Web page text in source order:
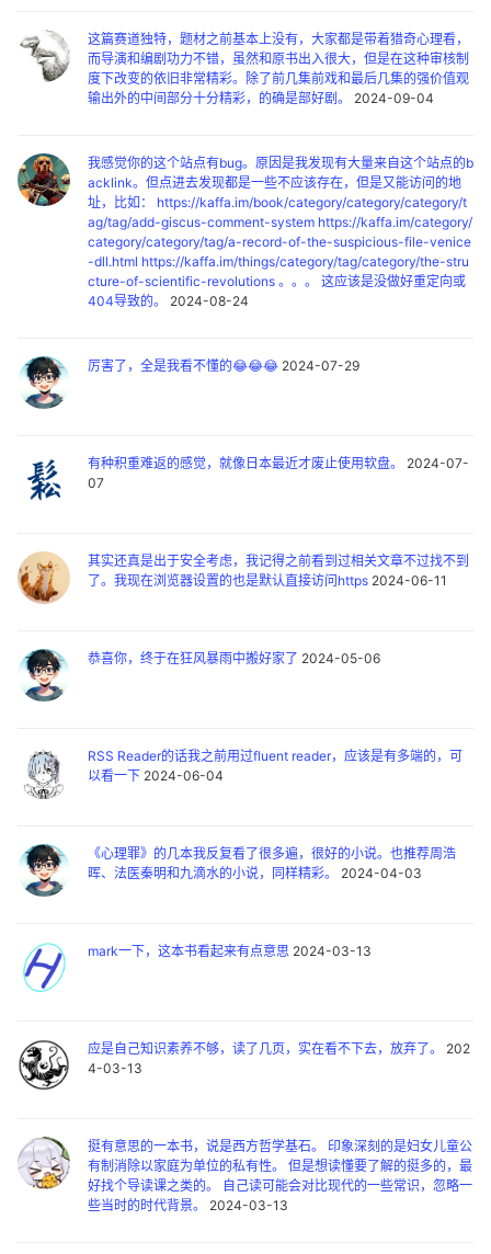
这篇赛道独特，题材之前基本上没有，大家都是带着猎奇心理看，
而导演和编剧功力不错，虽然和原书出入很大，但是在这种审核制
度下改变的依旧非常精彩。除了前几集前戏和最后几集的强价值观
输出外的中间部分十分精彩，的确是部好剧。
2024-09-04
我感觉你的这个站点有bug。原因是我发现有大量来自这个站点的b
acklink。但点进去发现都是一些不应该存在，但是又能访问的地
址，比如： https://kaffa.im/book/category/category/category/t
ag/tag/add-giscus-comment-system https://kaffa.im/category/
category/category/tag/a-record-of-the-suspicious-file-venice
-dll.html https://kaffa.im/things/category/tag/category/the-stru
cture-of-scientific-revolutions 。。。 这应该是没做好重定向或
404导致的。 2024-08-24
厉害了，全是我看不懂的😂😂😂 2024-07-29
有种积重难返的感觉，就像日本最近才废止使用软盘。
2024-07-
07
其实还真是出于安全考虑，我记得之前看到过相关文章不过找不到
了。我现在浏览器设置的也是默认直接访问https 2024-06-11
恭喜你，终于在狂风暴雨中搬好家了 2024-05-06
RSS Reader的话我之前用过fluent reader，应该是有多端的，可
以看一下 2024-06-04
《心理罪》的几本我反复看了很多遍，很好的小说。也推荐周浩
晖、法医秦明和九滴水的小说，同样精彩。
2024-04-03
mark一下，这本书看起来有点意思 2024-03-13
应是自己知识素养不够，读了几页，实在看不下去，放弃了。
202
4-03-13
挺有意思的一本书，说是西方哲学基石。 印象深刻的是妇女儿童公
有制消除以家庭为单位的私有性。 但是想读懂要了解的挺多的，最
好找个导读课之类的。 自己读可能会对比现代的一些常识，忽略一
些当时的时代背景。
2024-03-13